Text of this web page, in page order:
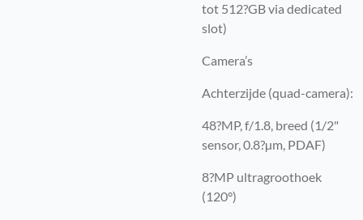
tot 512?GB via dedicated
slot)
Camera’s
Achterzijde (quad-camera):
48?MP, f/1.8, breed (1/2"
sensor, 0.8?µm, PDAF)
8?MP ultragroothoek
(120°)